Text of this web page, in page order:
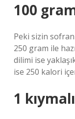
100
Peki sizin
250 gram ile
dilimi ise
ise 250 kalori
1